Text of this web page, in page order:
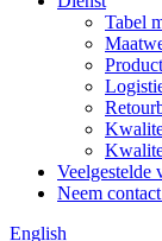
Tabel
Veelgestelde
Neem
English